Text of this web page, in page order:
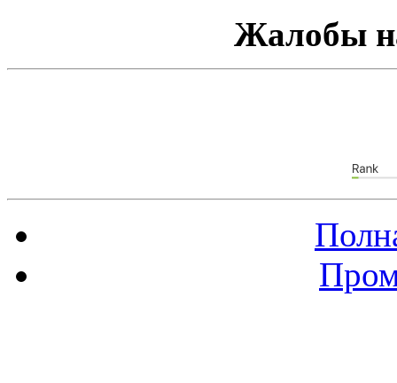
Жалобы